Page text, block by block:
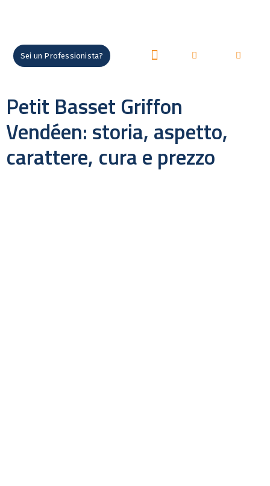
Sei un Professionista?
Petit Basset Griffon
Vendéen: storia, aspetto,
carattere, cura e prezzo